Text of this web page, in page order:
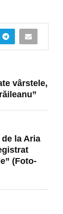
vârstele,
la Aria
(Foto-